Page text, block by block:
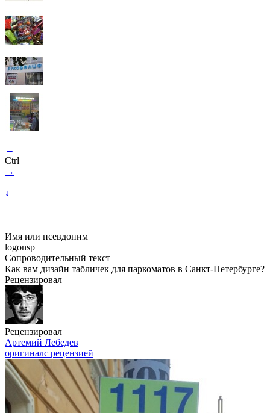
←
Ctrl
→
↓
Имя или псевдоним
logonsp
Сопроводительный текст
Как вам дизайн табличек для паркоматов в Санкт-Петербурге?
Рецензировал
Рецензировал
Артемий Лебедев
оригиналс рецензией